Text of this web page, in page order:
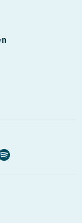
(deutsch)